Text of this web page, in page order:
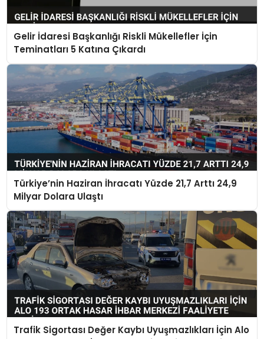
Gelir İdaresi Başkanlığı Riskli Mükellefler İçin
Teminatları 5 Katına Çıkardı
Türkiye’nin Haziran İhracatı Yüzde 21,7 Arttı 24,9
Milyar Dolara Ulaştı
Trafik Sigortası Değer Kaybı Uyuşmazlıkları İçin Alo